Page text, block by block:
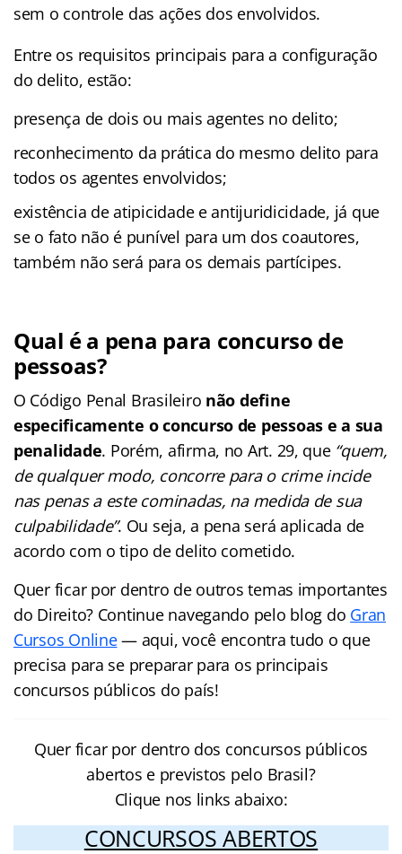
sem o controle das ações dos envolvidos.
Entre os requisitos principais para a configuração
do delito, estão:
presença de dois ou mais agentes no delito;
reconhecimento da prática do mesmo delito para
todos os agentes envolvidos;
existência de atipicidade e antijuridicidade, já que
se o fato não é punível para um dos coautores,
também não será para os demais partícipes.
Qual é a pena para concurso de
pessoas?
O Código Penal Brasileiro não define
especificamente o concurso de pessoas e a sua
penalidade. Porém, afirma, no Art. 29, que “quem,
de qualquer modo, concorre para o crime incide
nas penas a este cominadas, na medida de sua
culpabilidade”. Ou seja, a pena será aplicada de
acordo com o tipo de delito cometido.
Quer ficar por dentro de outros temas importantes
do Direito? Continue navegando pelo blog do Gran
Cursos Online— aqui, você encontra tudo o que
precisa para se preparar para os principais
concursos públicos do país!
Quer ficar por dentro dos concursos públicos
abertos e previstos pelo Brasil?
Clique nos links abaixo:
CONCURSOS ABERTOS